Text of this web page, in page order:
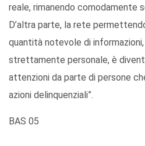
reale, rimanendo comodamente
D’altra parte, la rete
quantità notevole di
strettamente personale, è
attenzioni da parte di persone
azioni delinquenziali”.
BAS 05